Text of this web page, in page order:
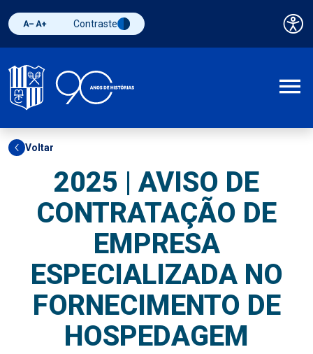
Diminuir fonte
Aumentar fonteAlternar contraste
Contraste
Voltar
2025 | AVISO DE
CONTRATAÇÃO DE
EMPRESA
ESPECIALIZADA NO
FORNECIMENTO DE
HOSPEDAGEM